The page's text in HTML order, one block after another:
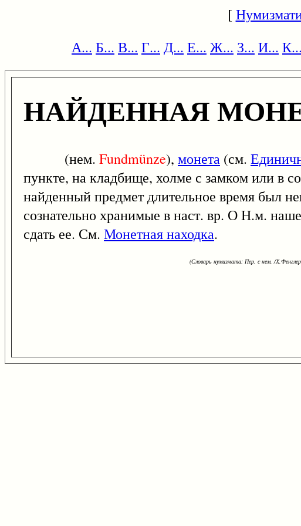
[
А... Б... В... Г... Д... Е... Ж... З... И... К...
НАЙДЕННАЯ
(нем. Fundmünze), монета (см.
пункте, на кладбище, холме с замком или в
найденный предмет длительное время был
сознательно хранимые в наст. вр. О Н.м.
сдать ее. См. Монетная находка.
(Словарь нумизмата: Пер. с нем. /